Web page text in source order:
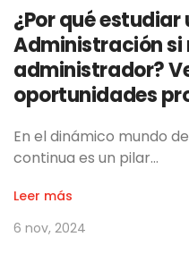
¿Por qué
Administración si
administrador?
oportunidades
En el dinámico mundo
continua es un pilar…
Leer más
6 nov, 2024